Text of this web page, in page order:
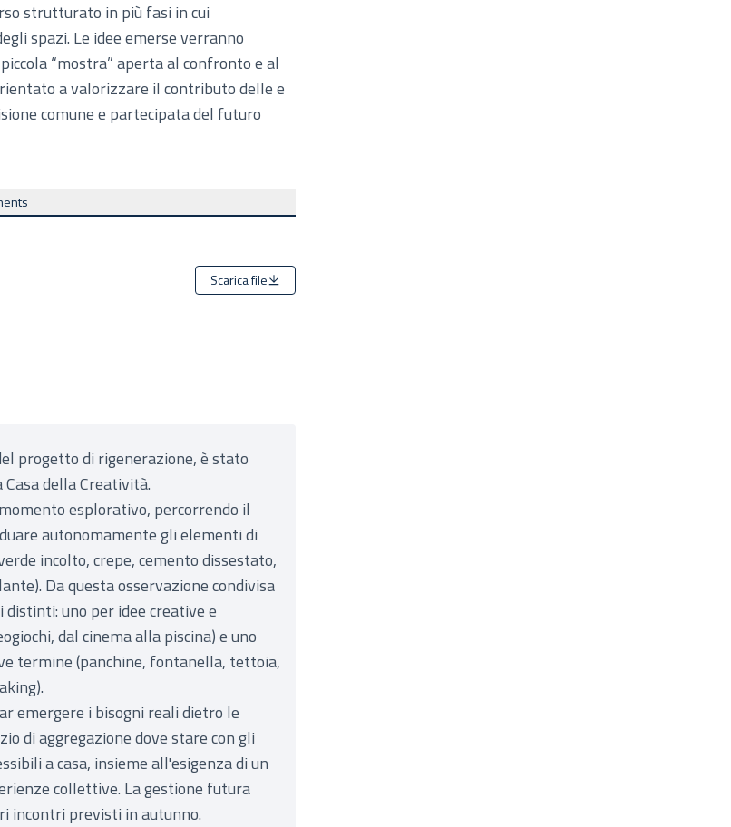
strutturato in più fasi in cui
spazi. Le idee emerse verranno
“mostra” aperta al confronto e al
a valorizzare il contributo delle e
comune e partecipata del futuro
Scarica file
progetto di rigenerazione, è stato
della Creatività.
esplorativo, percorrendo il
autonomamente gli elementi di
incolto, crepe, cemento dissestato,
Da questa osservazione condivisa
uno per idee creative e
dal cinema alla piscina) e uno
termine (panchine, fontanella, tettoia,
emergere i bisogni reali dietro le
di aggregazione dove stare con gli
a casa, insieme all'esigenza di un
collettive. La gestione futura
incontri previsti in autunno.